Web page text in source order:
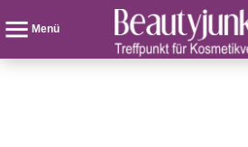
Menü